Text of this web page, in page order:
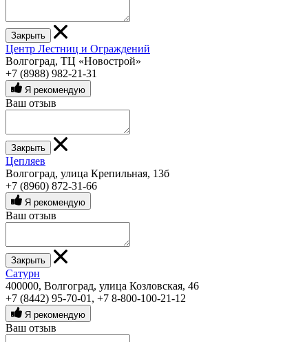
Закрыть
Центр Лестниц и Ограждений
Волгоград, ТЦ «Новострой»
+7 (8988) 982-21-31
Я рекомендую
Ваш отзыв
Закрыть
Цепляев
Волгоград, улица Крепильная, 13б
+7 (8960) 872-31-66
Я рекомендую
Ваш отзыв
Закрыть
Сатурн
400000, Волгоград, улица Козловская, 46
+7 (8442) 95-70-01 , +7 8-800-100-21-12
Я рекомендую
Ваш отзыв